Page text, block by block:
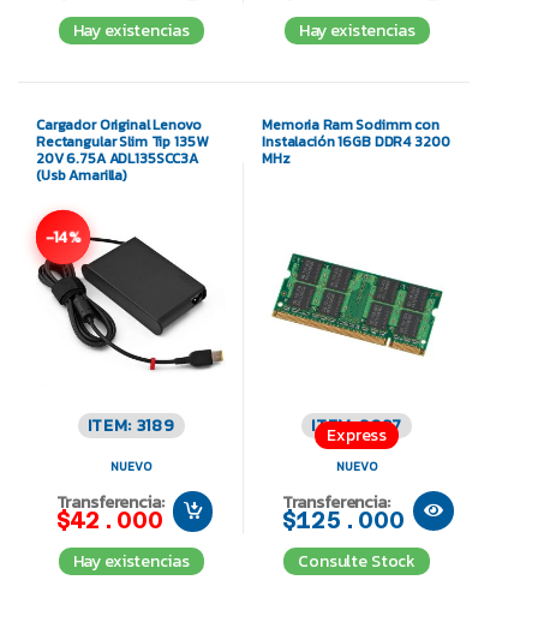
Hay existencias Hay existencias
Cargador Original Lenovo
Rectangular Slim Tip 135W
20V 6.75A ADL135SCC3A
(Usb Amarilla)
-14%
ITEM: 3189
NUEVO
Transferencia:
$42.000
Hay existencias
Express
Memoria Ram Sodimm con
Instalación 16GB DDR4 3200
MHz
ITEM: 3037
NUEVO
Transferencia:
$125.000
Consulte Stock